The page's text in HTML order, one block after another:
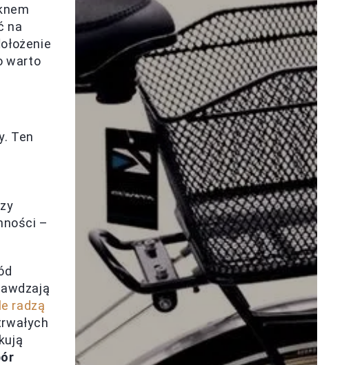
na
warto
Ten
–
radzą